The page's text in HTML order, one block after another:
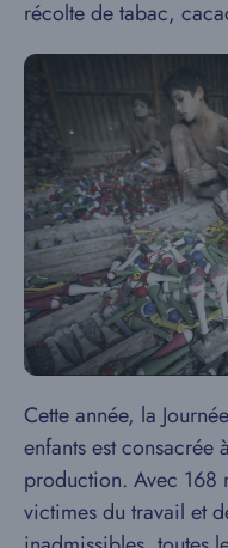
récolte de tabac,
Cette année, la
enfants est consacrée
production. Avec 168
victimes du travail et